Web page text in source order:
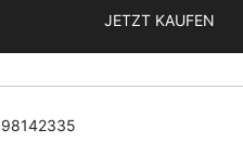
JETZT KAUFEN